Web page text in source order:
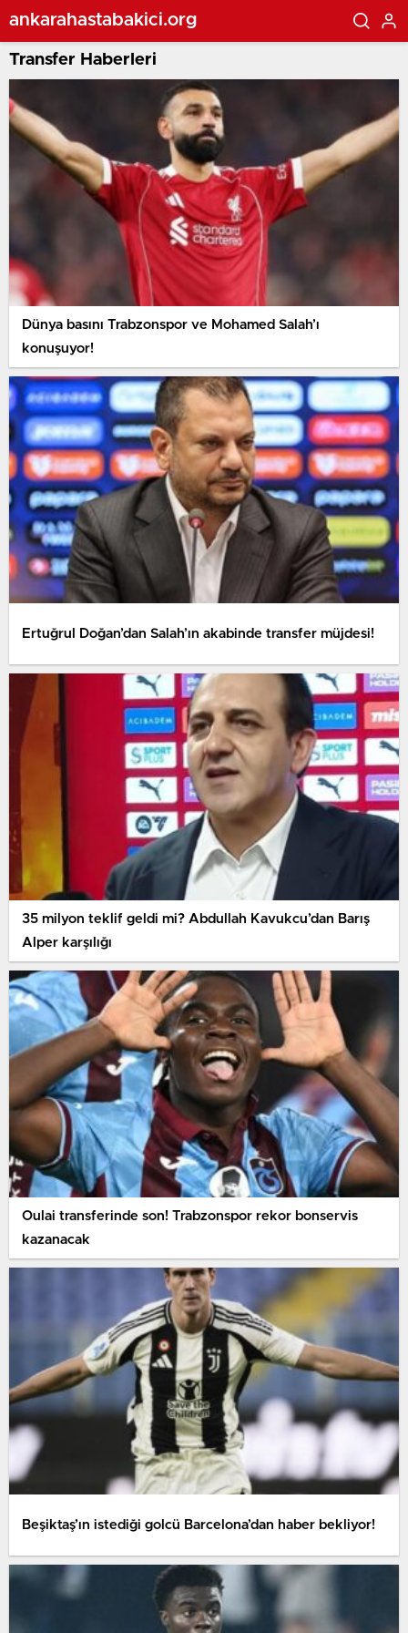
ankarahastabakici.org
Transfer Haberleri
Dünya basını Trabzonspor ve Mohamed Salah’ı
konuşuyor!
Ertuğrul Doğan’dan Salah’ın akabinde transfer müjdesi!
35 milyon teklif geldi mi? Abdullah Kavukcu’dan Barış
Alper karşılığı
Oulai transferinde son! Trabzonspor rekor bonservis
kazanacak
Beşiktaş’ın istediği golcü Barcelona’dan haber bekliyor!